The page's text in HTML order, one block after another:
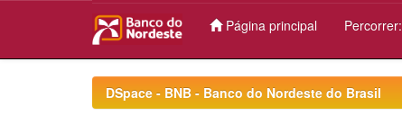
Página principal Percorrer:
DSpace - BNB - Banco do Nordeste do Brasil